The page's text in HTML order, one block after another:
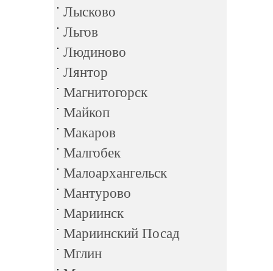
Лысково
Льгов
Людиново
Лянтор
Магнитогорск
Майкоп
Макаров
Малгобек
Малоархангельск
Мантурово
Мариинск
Мариинский Посад
Мглин